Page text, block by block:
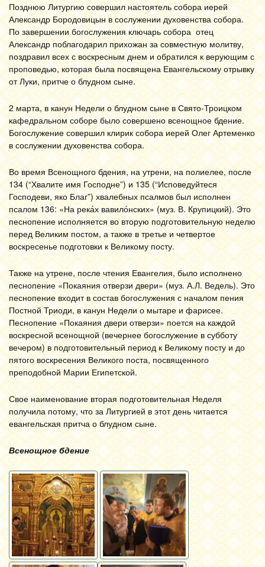
Позднюю Литургию совершил настоятель собора иерей
Александр Бородовицын в сослужении духовенства собора.
По завершении богослужения ключарь собора отец
Александр поблагодарил прихожан за совместную молитву,
поздравил всех с воскресным днем и обратился к верующим с
проповедью, которая была посвящена Евангельскому отрывку
от Луки, притче о блудном сыне.
2 марта, в канун Неделио блудном сыне в Свято-Троицком
кафедральном соборе было совершено всенощное бдение.
Богослужение совершил клирик собора иерей Олег Артеменко
в сослужении духовенства собора.
Во время Всенощного бдения, на утрени, на полиелее, после
134 (“Хвалите имя Господне”) и 135 (“Исповедуйтеся
Господеви, яко Благ”) хвалебных псалмов был исполнен
псалом 136: «На река́х вавило́нских» (муз. В. Крупицкий). Это
песнопение исполняется во вторую подготовительную неделю
перед Великим постом, а также в третье и четвертое
воскресенье подготовки к Великому посту.
Также на утрене, после чтения Евангелия, было исполнено
песнопение «Покаяния отверзи двери» (муз. А.Л. Ведель). Это
песнопение входит в состав богослужения с началом пения
Постной Триоди, в канун Недели о мытаре и фарисее.
Песнопение «Покаяния двери отверзи» поется на каждой
воскресной всенощной (вечернее богослужение в субботу
вечером) в подготовительный период к Великому посту и до
пятого воскресения Великого поста, посвященного
преподобной Марии Египетской.
Свое наименование вторая подготовительная Неделя
получила потому, что за Литургией в этот день читается
евангельская притча о блудном сыне.
Всенощное бдение